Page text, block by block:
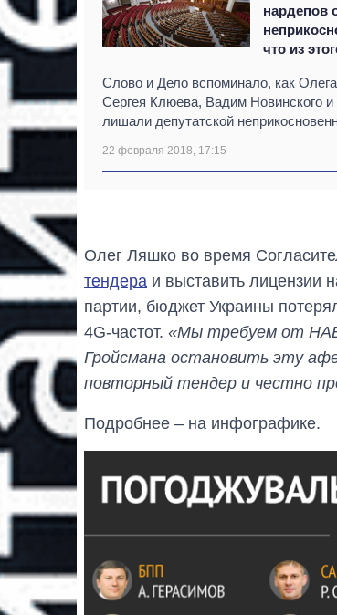
нардепов
что из
Слово и Дело вспоминало, как
Сергея Клюева, Вадим Новинского и
лишали депутатской
22 февраля 2018, 17:15
Олег Ляшко во время
тендера и выставить лицензии
партии, бюджет Украины
4G-частот. «Мы требуем от
Гройсмана остановить эту
повторный тендер и честно
Подробнее – на инфографике.